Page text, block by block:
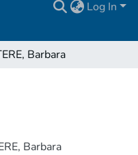
Log In
Barbara
Barbara